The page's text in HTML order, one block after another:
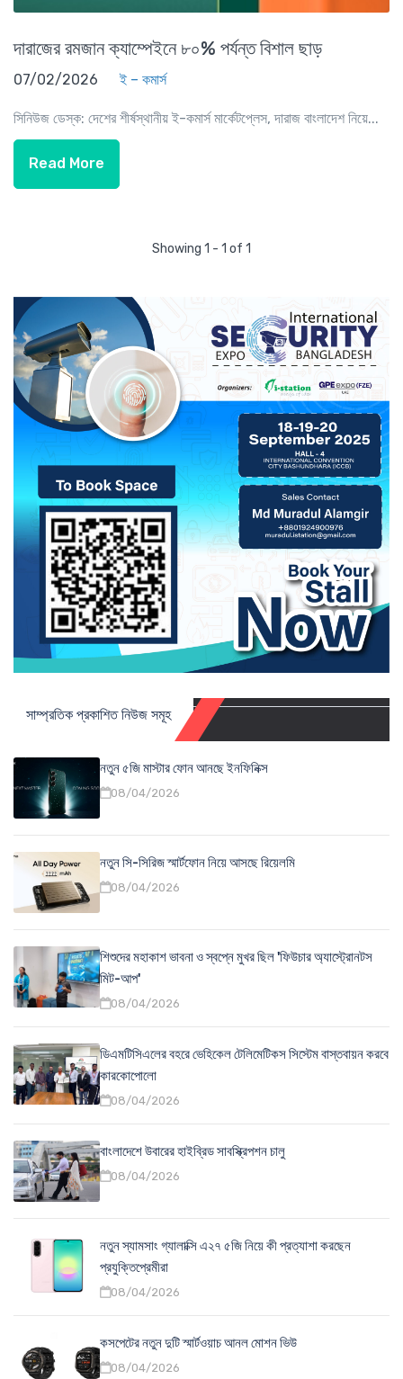
দারাজের রমজান ক্যাম্পেইনে ৮০% পর্যন্ত বিশাল ছাড়
07/02/2026 ই – কমার্স
সিনিউজ ডেস্ক: দেশের শীর্ষস্থানীয় ই-কমার্স মার্কেটপ্লেস, দারাজ বাংলাদেশ নিয়ে...
Read More
Showing 1 - 1 of 1
সাম্প্রতিক প্রকাশিত নিউজ সমূহ
নতুন ৫জি মাস্টার ফোন আনছে ইনফিনিক্স
08/04/2026
নতুন সি-সিরিজ স্মার্টফোন নিয়ে আসছে রিয়েলমি
08/04/2026
শিশুদের মহাকাশ ভাবনা ও স্বপ্নে মুখর ছিল 'ফিউচার অ্যাস্ট্রোনটস
মিট-আপ'
08/04/2026
ডিএমটিসিএলের বহরে ভেহিকেল টেলিমেটিকস সিস্টেম বাস্তবায়ন করবে
কারকোপোলো
08/04/2026
বাংলাদেশে উবারের হাইব্রিড সাবস্ক্রিপশন চালু
08/04/2026
নতুন স্যামসাং গ্যালাক্সি এ২৭ ৫জি নিয়ে কী প্রত্যাশা করছেন
প্রযুক্তিপ্রেমীরা
08/04/2026
কসপেটের নতুন দুটি স্মার্টওয়াচ আনল মোশন ভিউ
08/04/2026